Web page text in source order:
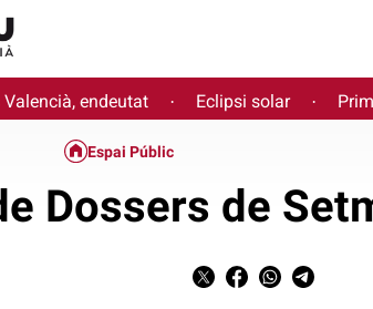
Valencià, endeutat · Eclipsi solar ·
Espai Públic
Dossers de